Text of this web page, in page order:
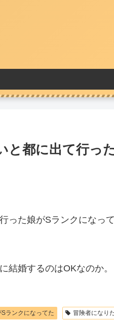
と都に出て行っ
った娘がSランクにな
結婚するのはOKなのか。
ランクになってた 冒険者になり